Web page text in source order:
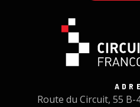
Route du Circuit, 55